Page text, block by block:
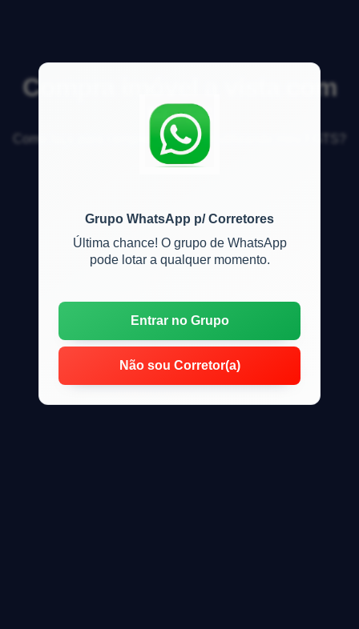
Grupo WhatsApp p/ Corretores
Última chance! O grupo de WhatsApp
pode lotar a qualquer momento.
Entrar no Grupo
Não sou Corretor(a)
Compra imóvel a vista com
FGTS
Como faço para comprar um imóvel utilizando meu FGTS?